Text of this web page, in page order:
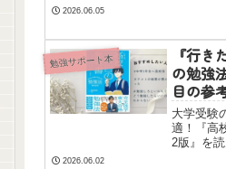
の面白
2026.06.05
勉強サポート本
『行
の勉強
目の参
惟希を
大学受験
適！『高
2版』を
2026.06.02